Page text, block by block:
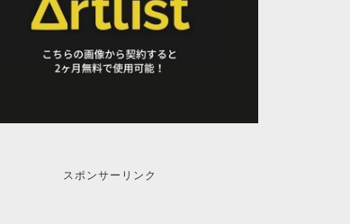
スポンサーリンク